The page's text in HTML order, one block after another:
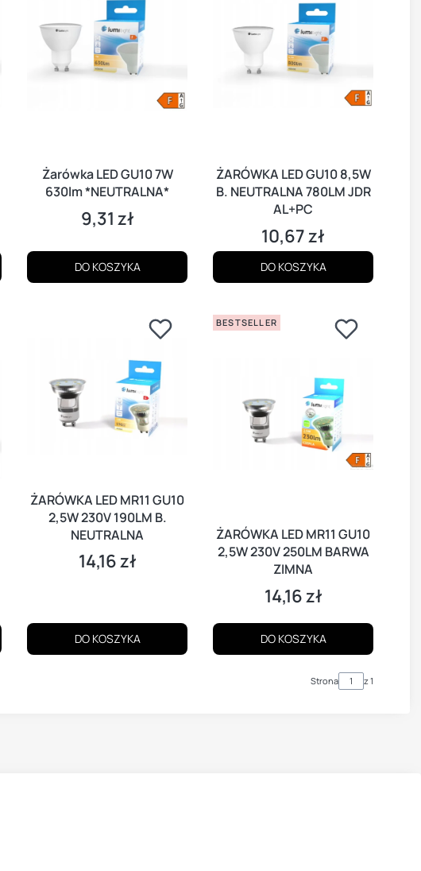
Żarówka LED GU10 7W
630lm *NEUTRALNA*
Cena
9,31 zł
DO KOSZYKA
ŻARÓWKA LED GU10 8,5W
B. NEUTRALNA 780LM JDR
AL+PC
Cena
10,67 zł
DO KOSZYKA
ŻARÓWKA LED MR11 GU10
2,5W 230V 190LM B.
NEUTRALNA
Cena
14,16 zł
DO KOSZYKA
BESTSELLER
ŻARÓWKA LED MR11 GU10
2,5W 230V 250LM BARWA
ZIMNA
Cena
14,16 zł
DO KOSZYKA
Strona z 1